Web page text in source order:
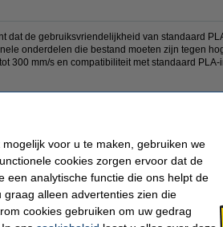
dat de gebruiksvriendelijkheid van standaard
onderdelen die bestand moeten zijn tegen
300 mm/s en compatibiliteit met standaard
Heated bed temp:
voor u te maken, gebruiken we
cookies zorgen ervoor dat de
een analytische functie die ons helpt de
alleen advertenties zien die
cookies gebruiken om uw gedrag